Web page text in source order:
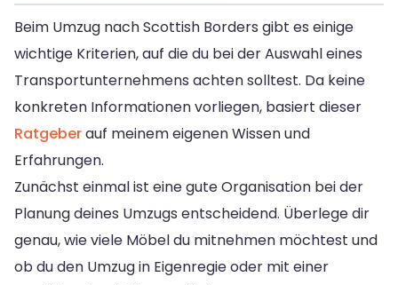
Beim Umzug nach Scottish Borders gibt es einige
wichtige Kriterien, auf die du bei der Auswahl eines
Transportunternehmens achten solltest. Da keine
konkreten Informationen vorliegen, basiert dieser
Ratgeberauf meinem eigenen Wissen und
Erfahrungen.
Zunächst einmal ist eine gute Organisation bei der
Planung deines Umzugs entscheidend. Überlege dir
genau, wie viele Möbel du mitnehmen möchtest und
ob du den Umzug in Eigenregie oder mit einer